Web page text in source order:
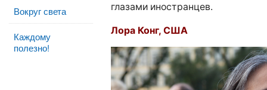
Вокруг света
Каждому
полезно!
глазами иностранцев.
Лора Конг, США